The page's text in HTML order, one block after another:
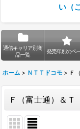
い（
通信キャリア別商
品一覧
発売年別のペ
ホーム > ＮＴＴドコモ > Ｆ
Ｆ（富士通）＆Ｔ